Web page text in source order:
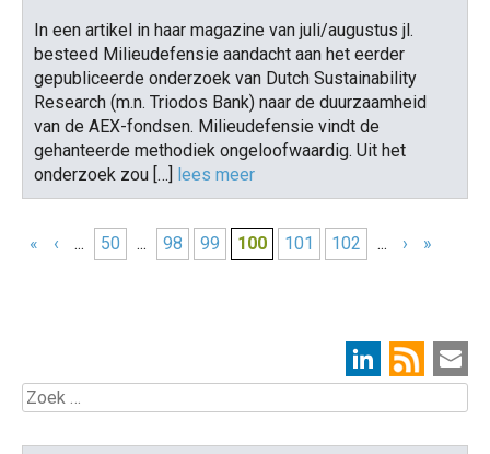
In een artikel in haar magazine van juli/augustus jl.
besteed Milieudefensie aandacht aan het eerder
gepubliceerde onderzoek van Dutch Sustainability
Research (m.n. Triodos Bank) naar de duurzaamheid
van de AEX-fondsen. Milieudefensie vindt de
gehanteerde methodiek ongeloofwaardig. Uit het
onderzoek zou […] lees meer
« ‹ ... 50 ... 98 99 100 101 102 ... › »
Zoek